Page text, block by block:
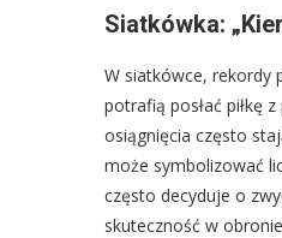
Siatkówka:
W siatkówce, rekordy
potrafią posłać piłkę
osiągnięcia często
może symbolizować
często decyduje o
skuteczność w